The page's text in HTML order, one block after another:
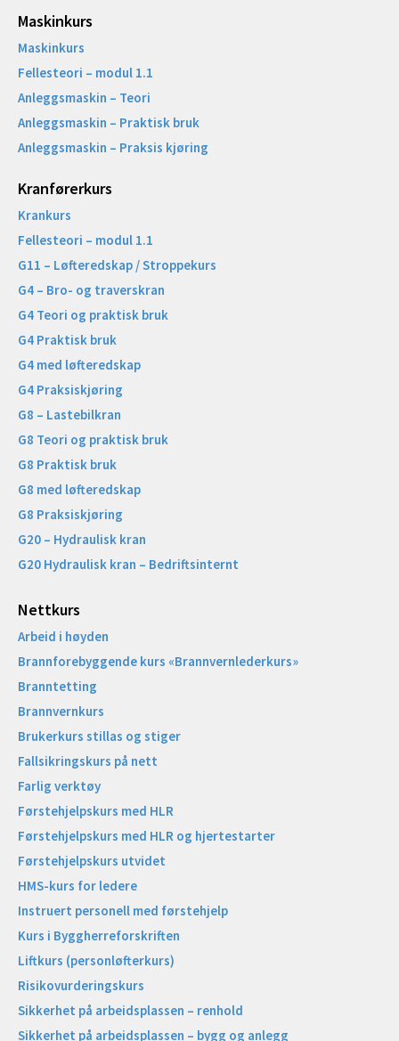
Maskinkurs
Maskinkurs
Fellesteori – modul 1.1
Anleggsmaskin – Teori
Anleggsmaskin – Praktisk bruk
Anleggsmaskin – Praksis kjøring
Kranførerkurs
Krankurs
Fellesteori – modul 1.1
G11 – Løfteredskap / Stroppekurs
G4 – Bro- og traverskran
G4 Teori og praktisk bruk
G4 Praktisk bruk
G4 med løfteredskap
G4 Praksiskjøring
G8 – Lastebilkran
G8 Teori og praktisk bruk
G8 Praktisk bruk
G8 med løfteredskap
G8 Praksiskjøring
G20 – Hydraulisk kran
G20 Hydraulisk kran – Bedriftsinternt
Nettkurs
Arbeid i høyden
Brannforebyggende kurs «Brannvernlederkurs»
Branntetting
Brannvernkurs
Brukerkurs stillas og stiger
Fallsikringskurs på nett
Farlig verktøy
Førstehjelpskurs med HLR
Førstehjelpskurs med HLR og hjertestarter
Førstehjelpskurs utvidet
HMS-kurs for ledere
Instruert personell med førstehjelp
Kurs i Byggherreforskriften
Liftkurs (personløfterkurs)
Risikovurderingskurs
Sikkerhet på arbeidsplassen – renhold
Sikkerhet på arbeidsplassen – bygg og anlegg